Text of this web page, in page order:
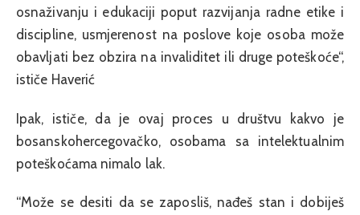
osnaživanju i edukaciji poput razvijanja radne etike i
discipline, usmjerenost na poslove koje osoba može
obavljati bez obzira na invaliditet ili druge poteškoće“,
ističe Haverić
Ipak, ističe, da je ovaj proces u društvu kakvo je
bosanskohercegovačko, osobama sa intelektualnim
poteškoćama nimalo lak.
“Može se desiti da se zaposliš, nađeš stan i dobiješ